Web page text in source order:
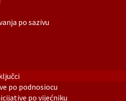
po sazivu
po podnosiocu
po vijećniku